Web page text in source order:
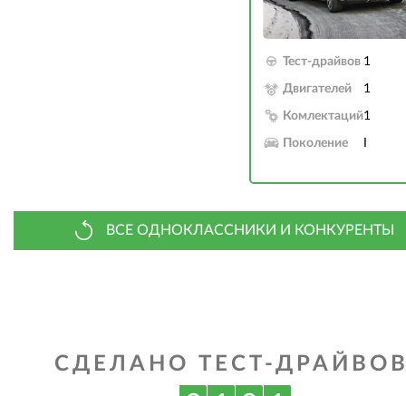
Тест-драйвов 1
Двигателей 1
Комлектаций1
Поколение
ВСЕ ОДНОКЛАССНИКИ И КОНКУРЕНТЫ
СДЕЛАНО ТЕСТ-